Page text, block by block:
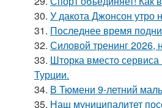
30. У дакота Джонсон утро
31. Последнее время
32. Силовой тренинг 2026,
33. Шторка вместо
Турции.
34. В Тюмени 9-летний
35. Наш муниципалитет